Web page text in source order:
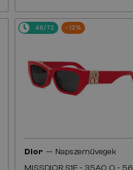
48/72 -12%
Dior — Napszemüvegek